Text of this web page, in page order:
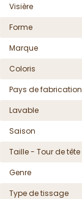
Visière
Forme
Marque
Coloris
Pays de fabrication
Lavable
Saison
Taille - Tour de tête
Genre
Type de tissage